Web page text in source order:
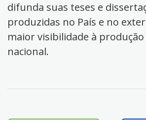
difunda suas teses e
produzidas no País e no
maior visibilidade à
nacional.